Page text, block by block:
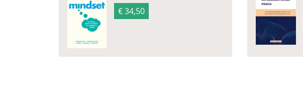
€ 34,50